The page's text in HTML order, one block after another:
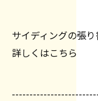
サイディングの張
詳しくはこちら